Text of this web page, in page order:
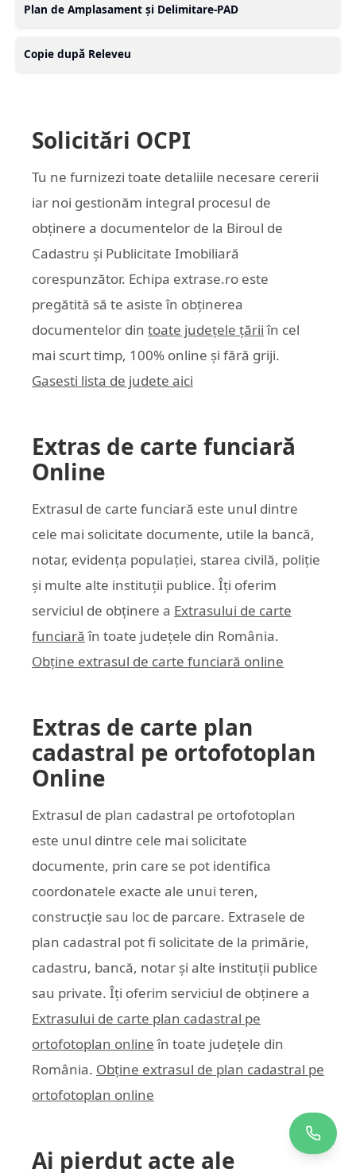
Plan de Amplasament și Delimitare-PAD
Copie după Releveu
Solicitări OCPI
Tu ne furnizezi toate detaliile necesare cererii
iar noi gestionăm integral procesul de
obținere a documentelor de la Biroul de
Cadastru și Publicitate Imobiliară
corespunzător. Echipa extrase.ro este
pregătită să te asiste în obținerea
documentelor din toate județele țării în cel
mai scurt timp, 100% online și fără griji.
Gasesti lista de judete aici
Extras de carte funciară
Online
Extrasul de carte funciară este unul dintre
cele mai solicitate documente, utile la bancă,
notar, evidența populației, starea civilă, poliție
și multe alte instituții publice. Îți oferim
serviciul de obținere a Extrasului de carte
funciară în toate județele din România.
Obține extrasul de carte funciară online
Extras de carte plan
cadastral pe ortofotoplan
Online
Extrasul de plan cadastral pe ortofotoplan
este unul dintre cele mai solicitate
documente, prin care se pot identifica
coordonatele exacte ale unui teren,
construcție sau loc de parcare. Extrasele de
plan cadastral pot fi solicitate de la primărie,
cadastru, bancă, notar și alte instituții publice
sau private. Îți oferim serviciul de obținere a
Extrasului de carte plan cadastral pe
ortofotoplan online în toate județele din
România. Obține extrasul de plan cadastral pe
ortofotoplan online
Ai pierdut acte ale